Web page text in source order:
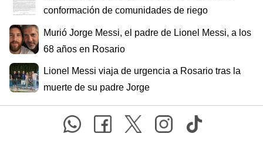
conformación de comunidades de riego
Murió Jorge Messi, el padre de Lionel Messi, a los
68 años en Rosario
Lionel Messi viaja de urgencia a Rosario tras la
muerte de su padre Jorge